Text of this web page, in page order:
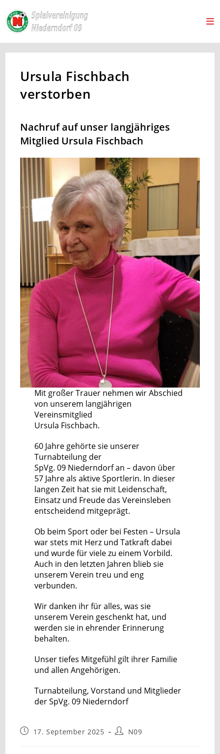
Ursula Fischbach
verstorben
Nachruf auf unser langjähriges
Mitglied Ursula Fischbach
Mit großer Trauer nehmen wir Abschied
von unserem langjährigen
Vereinsmitglied
Ursula Fischbach.
60 Jahre gehörte sie unserer
Turnabteilung der
SpVg. 09 Niederndorf an – davon über
57 Jahre als aktive Sportlerin. In dieser
langen Zeit hat sie mit Leidenschaft,
Einsatz und Freude das Vereinsleben
entscheidend mitgeprägt.
Ob beim Sport oder bei Festen – Ursula
war stets mit Herz und Tatkraft dabei
und wurde für viele zu einem Vorbild.
Auch in den letzten Jahren blieb sie
unserem Verein treu und eng
verbunden.
Wir danken ihr für alles, was sie
unserem Verein geschenkt hat, und
werden sie in ehrender Erinnerung
behalten.
Unser tiefes Mitgefühl gilt ihrer Familie
und allen Angehörigen.
Turnabteilung, Vorstand und Mitglieder
der SpVg. 09 Niederndorf
17. September 2025 N09